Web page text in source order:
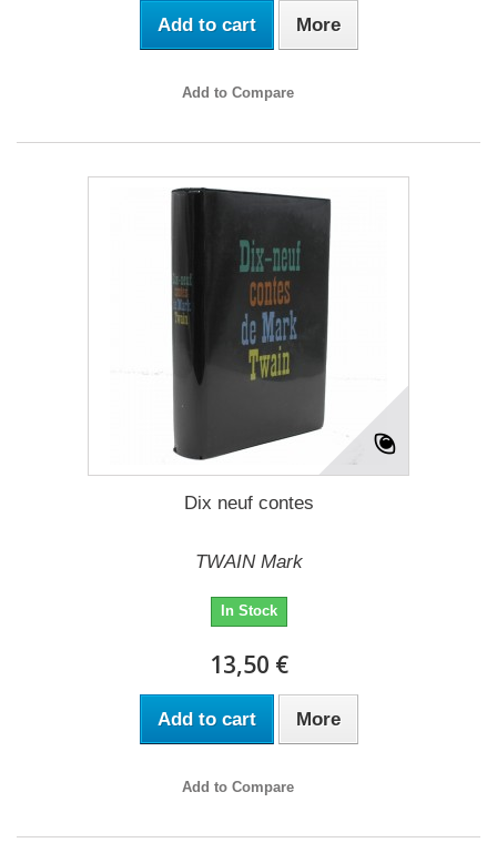
Add to cart More
Add to Compare
Dix neuf contes
TWAIN Mark
In Stock
13,50 €
Add to cart More
Add to Compare